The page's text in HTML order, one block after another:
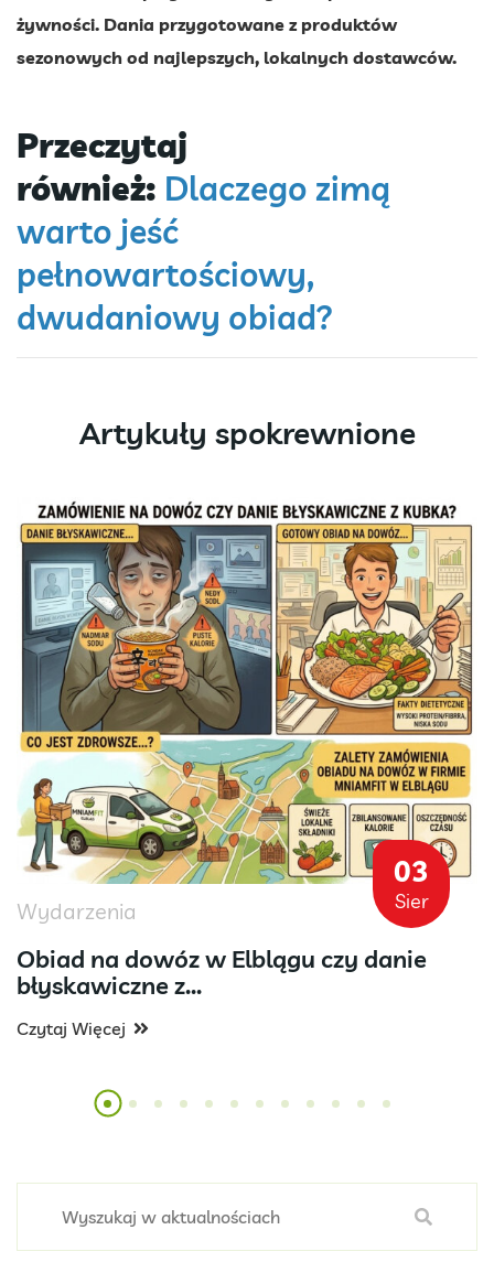
żywności. Dania przygotowane z produktów
sezonowych od najlepszych, lokalnych dostawców.
Przeczytaj
również: Dlaczego zimą
warto jeść
pełnowartościowy,
dwudaniowy obiad?
Artykuły spokrewnione
03
Sier
Wydarzenia
Obiad na dowóz w Elblągu czy danie
błyskawiczne z...
Czytaj Więcej